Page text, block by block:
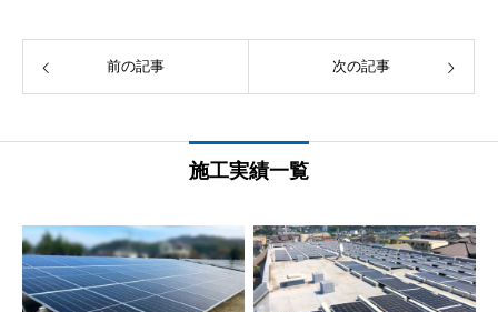
前の記事 次の記事
施工実績一覧